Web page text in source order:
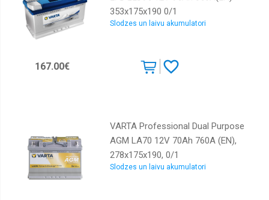
353x175x190 0/1
EAN4016987164440
Slodzes un laivu akumulatori
167.00€
VARTA Professional Dual Purpose
AGM LA70 12V 70Ah 760A (EN),
278x175x190, 0/1
EAN4016987166987
Slodzes un laivu akumulatori